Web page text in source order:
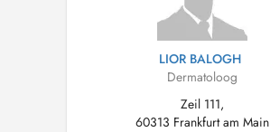
LIOR BALOGH
Dermatoloog
Zeil 111,
60313 Frankfurt am Main